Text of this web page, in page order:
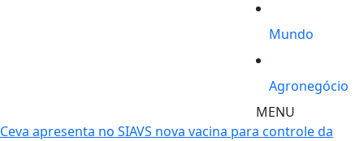
Mundo
Agronegócio
MENU
Ceva apresenta no SIAVS nova vacina para controle da